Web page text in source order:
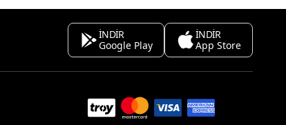
İNDİR
Google Play
İNDİR
App Store